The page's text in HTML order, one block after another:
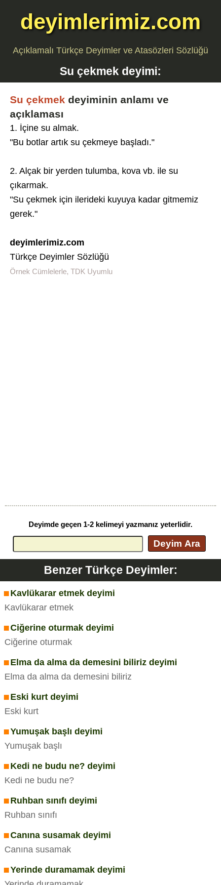
deyimlerimiz.com
Açıklamalı Türkçe Deyimler ve Atasözleri Sözlüğü
Su çekmek deyimi:
Su çekmek deyiminin anlamı ve
açıklaması
1. İçine su almak.
"Bu botlar artık su çekmeye başladı."
2. Alçak bir yerden tulumba, kova vb. ile su
çıkarmak.
"Su çekmek için ilerideki kuyuya kadar gitmemiz
gerek."
deyimlerimiz.com
Türkçe Deyimler Sözlüğü
Örnek Cümlelerle, TDK Uyumlu
Deyimde geçen 1-2 kelimeyi yazmanız yeterlidir.
Deyim Ara
Benzer Türkçe Deyimler:
Kavlükarar etmek deyimi
Kavlükarar etmek
Ciğerine oturmak deyimi
Ciğerine oturmak
Elma da alma da demesini biliriz deyimi
Elma da alma da demesini biliriz
Eski kurt deyimi
Eski kurt
Yumuşak başlı deyimi
Yumuşak başlı
Kedi ne budu ne? deyimi
Kedi ne budu ne?
Ruhban sınıfı deyimi
Ruhban sınıfı
Canına susamak deyimi
Canına susamak
Yerinde duramamak deyimi